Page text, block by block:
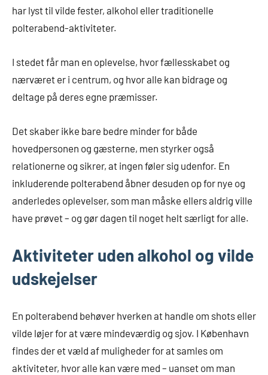
har lyst til vilde fester, alkohol eller traditionelle
polterabend-aktiviteter.
I stedet får man en oplevelse, hvor fællesskabet og
nærværet er i centrum, og hvor alle kan bidrage og
deltage på deres egne præmisser.
Det skaber ikke bare bedre minder for både
hovedpersonen og gæsterne, men styrker også
relationerne og sikrer, at ingen føler sig udenfor. En
inkluderende polterabend åbner desuden op for nye og
anderledes oplevelser, som man måske ellers aldrig ville
have prøvet – og gør dagen til noget helt særligt for alle.
Aktiviteter uden alkohol og vilde
udskejelser
En polterabend behøver hverken at handle om shots eller
vilde løjer for at være mindeværdig og sjov. I København
findes der et væld af muligheder for at samles om
aktiviteter, hvor alle kan være med – uanset om man